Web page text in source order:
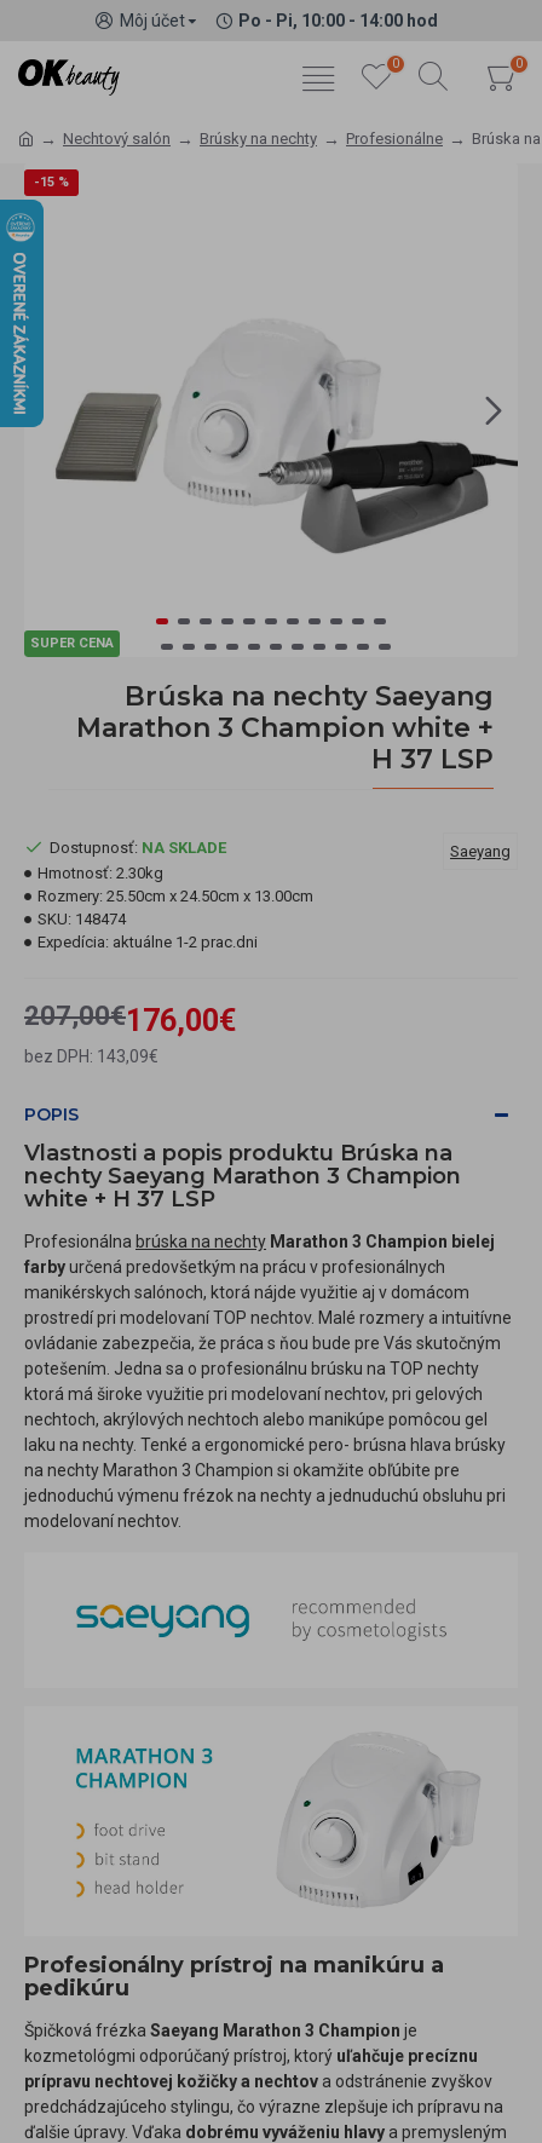
Môj účet Po - Pi, 10:00 - 14:00 hod
0 0
Nechtový salón Brúsky na nechty Profesionálne Brúska
SUPER CENA
-15 %
Brúska na nechty Saeyang
Marathon 3 Champion white +
H 37 LSP
176,00€
207,00€
bez DPH: 143,09€
Dostupnosť: NA SKLADE
Hmotnosť: 2.30kg
Rozmery: 25.50cm x 24.50cm x 13.00cm
SKU: 148474
Expedícia: aktuálne 1-2 prac.dni
Saeyang
POPIS
Vlastnosti a popis produktu Brúska na
nechty Saeyang Marathon 3 Champion
white + H 37 LSP
Profesionálna brúska na nechty Marathon 3 Champion bielej
farbyurčená predovšetkým na prácu v profesionálnych
manikérskych salónoch, ktorá nájde využitie aj v domácom
prostredí pri modelovaní TOP nechtov. Malé rozmery a intuitívne
ovládanie zabezpečia, že práca s ňou bude pre Vás skutočným
potešením. Jedna sa o profesionálnu brúsku na TOP nechty
ktorá má široke využitie pri modelovaní nechtov, pri gelových
nechtoch, akrýlových nechtoch alebo manikúpe pomôcou gel
laku na nechty. Tenké a ergonomické pero- brúsna hlava brúsky
na nechty Marathon 3 Champion si okamžite obľúbite pre
jednoduchú výmenu frézok na nechty a jednuduchú obsluhu pri
modelovaní nechtov.
Profesionálny prístroj na manikúru a
pedikúru
Špičková frézka Saeyang Marathon 3 Champion je
kozmetológmi odporúčaný prístroj, ktorý uľahčuje precíznu
prípravu nechtovej kožičky a nechtov a odstránenie zvyškov
predchádzajúceho stylingu, čo výrazne zlepšuje ich prípravu na
ďalšie úpravy. Vďaka dobrému vyváženiu hlavy a premysleným